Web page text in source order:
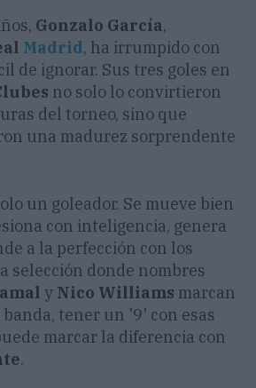
Gonzalo García,
Madrid, ha irrumpido con
de ignorar. Sus tres goles en
no solo lo convirtieron
del torneo, sino que
una madurez sorprendente
un goleador. Se mueve bien
con inteligencia, genera
a la perfección con los
selección donde nombres
y Nico Williams marcan
tener un '9' con esas
marcar la diferencia con
.